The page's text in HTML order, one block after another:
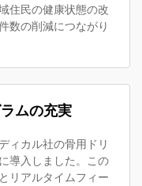
住民の健康状態の改
数の削減につながり
ムの充実
ィカル社の骨用ドリ
導入しました。この
リアルタイムフィー